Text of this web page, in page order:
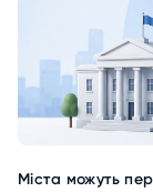
Міста можуть